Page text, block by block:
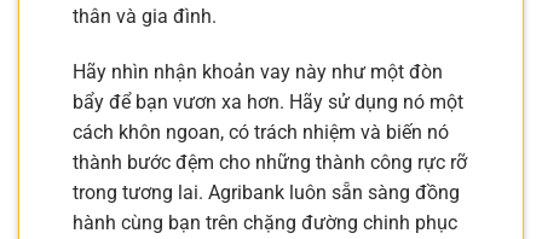
thân và gia đình.
Hãy nhìn nhận khoản vay này như một đòn
bẩy để bạn vươn xa hơn. Hãy sử dụng nó một
cách khôn ngoan, có trách nhiệm và biến nó
thành bước đệm cho những thành công rực rỡ
trong tương lai. Agribank luôn sẵn sàng đồng
hành cùng bạn trên chặng đường chinh phục